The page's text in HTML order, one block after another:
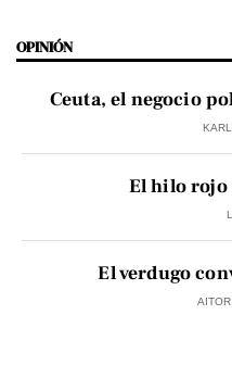
OPINIÓN
Ceuta, el negocio
El hilo rojo
El verdugo